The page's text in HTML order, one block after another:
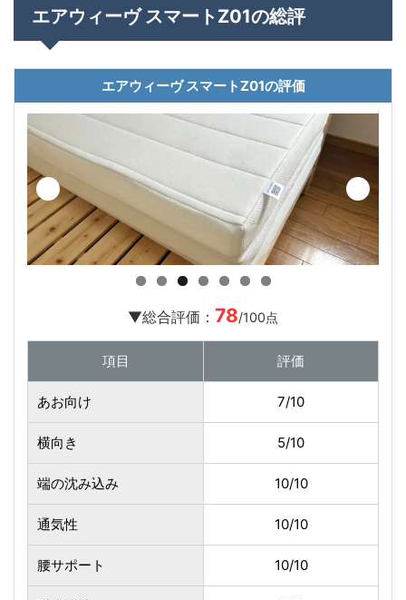
エアウィーヴ スマートZ01の総評
エアウィーヴ スマートZ01の評価
▼総合評価： 78/100点
項目 評価
あお向け 7/10
横向き 5/10
端の沈み込み 10/10
通気性 10/10
腰サポート 10/10